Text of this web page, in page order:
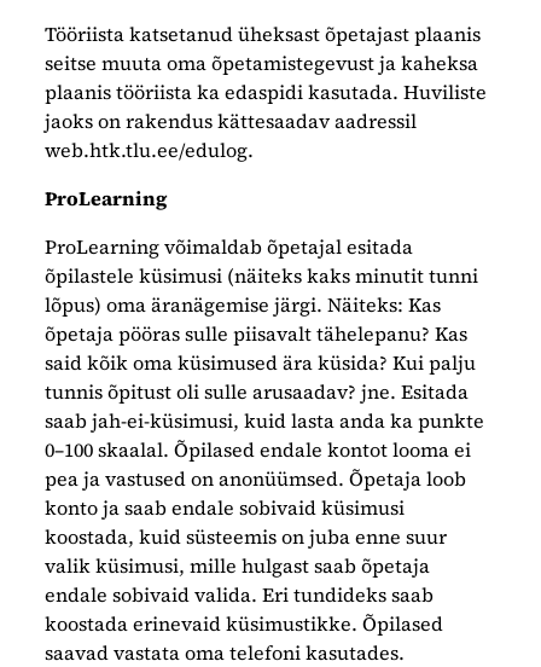
Tööriista katsetanud üheksast õpetajast plaanis
seitse muuta oma õpetamistegevust ja kaheksa
plaanis tööriista ka edaspidi kasutada. Huviliste
jaoks on rakendus kättesaadav aadressil
web.htk.tlu.ee/edulog.
ProLearning
ProLearning võimaldab õpetajal esitada
õpilastele küsimusi (näiteks kaks minutit tunni
lõpus) oma äranägemise järgi. Näiteks: Kas
õpetaja pööras sulle piisavalt tähelepanu? Kas
said kõik oma küsimused ära küsida? Kui palju
tunnis õpitust oli sulle arusaadav? jne. Esitada
saab jah-ei-küsimusi, kuid lasta anda ka punkte
0–100 skaalal. Õpilased endale kontot looma ei
pea ja vastused on anonüümsed. Õpetaja loob
konto ja saab endale sobivaid küsimusi
koostada, kuid süsteemis on juba enne suur
valik küsimusi, mille hulgast saab õpetaja
endale sobivaid valida. Eri tundideks saab
koostada erinevaid küsimustikke. Õpilased
saavad vastata oma telefoni kasutades.